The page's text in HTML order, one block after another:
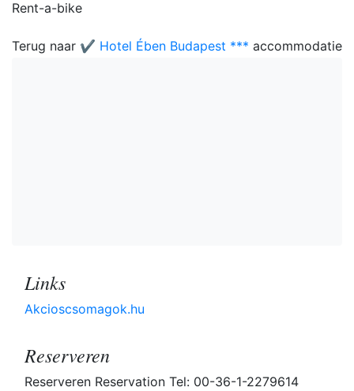
Rent-a-bike
Terug naar ✔️ Hotel Ében Budapest *** accommodatie
Links
Akcioscsomagok.hu
Reserveren
Reserveren Reservation Tel: 00-36-1-2279614